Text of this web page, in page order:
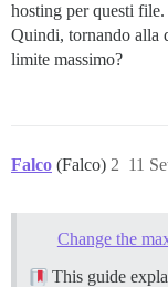
hosting per questi
Quindi, tornando alla
limite massimo?
Falco (Falco) 11
2
Change the
This guide